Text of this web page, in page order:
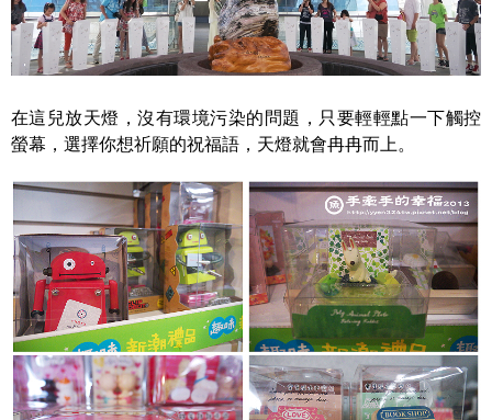
在這兒放天燈，沒有環境污染的問題，只要輕輕點一下觸控
螢幕，選擇你想祈願的祝福語，天燈就會冉冉而上。